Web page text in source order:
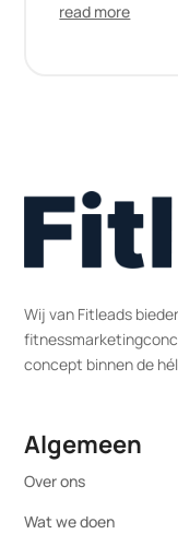
read more
Wij van Fitleads
concept binnen de
Algemeen
Over ons
Wat we doen